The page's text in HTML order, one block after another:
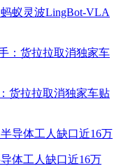
蚁灵波LingBot-VLA
货拉拉取消独家车贴
体工人缺口近16万